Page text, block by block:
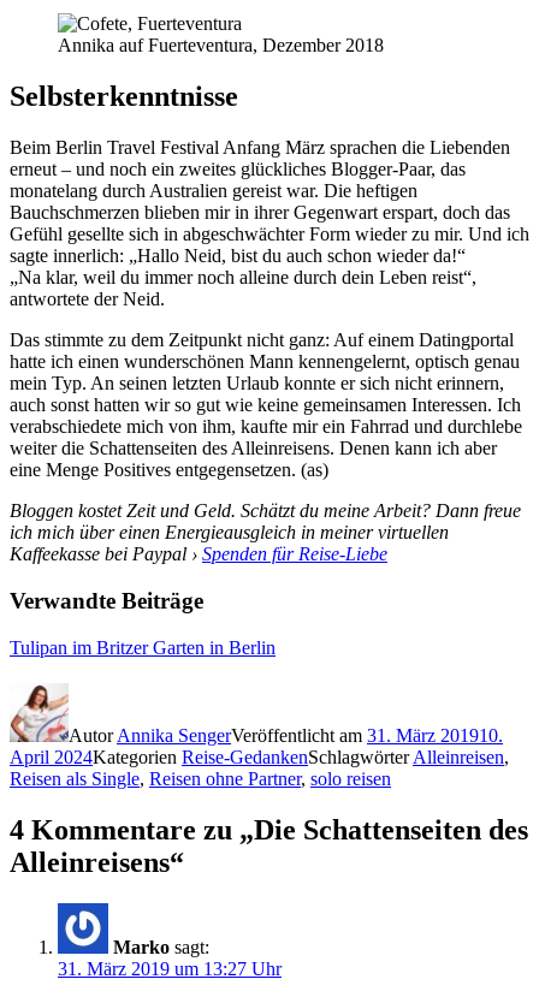
Annika auf Fuerteventura, Dezember 2018
Selbsterkenntnisse
Beim Berlin Travel Festival Anfang März sprachen die Liebenden
erneut – und noch ein zweites glückliches Blogger-Paar, das
monatelang durch Australien gereist war. Die heftigen
Bauchschmerzen blieben mir in ihrer Gegenwart erspart, doch das
Gefühl gesellte sich in abgeschwächter Form wieder zu mir. Und ich
sagte innerlich: „Hallo Neid, bist du auch schon wieder da!“
„Na klar, weil du immer noch alleine durch dein Leben reist“,
antwortete der Neid.
Das stimmte zu dem Zeitpunkt nicht ganz: Auf einem Datingportal
hatte ich einen wunderschönen Mann kennengelernt, optisch genau
mein Typ. An seinen letzten Urlaub konnte er sich nicht erinnern,
auch sonst hatten wir so gut wie keine gemeinsamen Interessen. Ich
verabschiedete mich von ihm, kaufte mir ein Fahrrad und durchlebe
weiter die Schattenseiten des Alleinreisens. Denen kann ich aber
eine Menge Positives entgegensetzen. (as)
Bloggen kostet Zeit und Geld. Schätzt du meine Arbeit? Dann freue
ich mich über einen Energieausgleich in meiner virtuellen
Kaffeekasse bei Paypal › Spenden für Reise-Liebe
Verwandte Beiträge
Tulipan im Britzer Garten in Berlin
AutorAnnika SengerVeröffentlicht am 31. März 201910.
April 2024Kategorien Reise-GedankenSchlagwörterAlleinreisen,
Reisen als Single, Reisen ohne Partner, solo reisen
4 Kommentare zu „Die Schattenseiten des
Alleinreisens“
Marko sagt:
31. März 2019 um 13:27 Uhr